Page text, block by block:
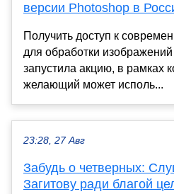
версии Photoshop в
Получить доступ к
для обработки
запустила акцию, в рамках
желающий может исполь...
23:28, 27 Авг
Забудь о четверных:
Загитову ради благой